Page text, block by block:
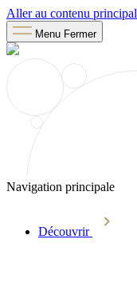
Aller au contenu principal
Menu Fermer
Navigation principale
Découvrir